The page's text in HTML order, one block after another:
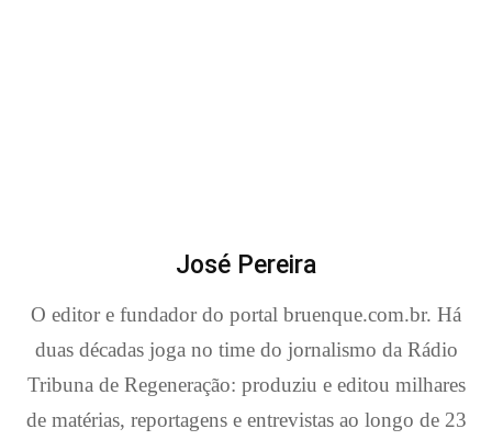
José Pereira
O editor e fundador do portal bruenque.com.br. Há
duas décadas joga no time do jornalismo da Rádio
Tribuna de Regeneração: produziu e editou milhares
de matérias, reportagens e entrevistas ao longo de 23